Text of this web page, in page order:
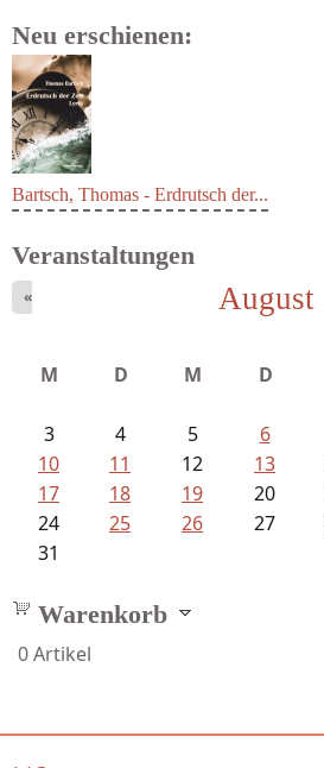
Neu erschienen:
Bartsch, Thomas - Erdrutsch der...
Veranstaltungen
August
«
M D M D
3
4 5 6
10
11 12 13
17
18 19 20
24
25 26 27
31
Warenkorb
0Artikel